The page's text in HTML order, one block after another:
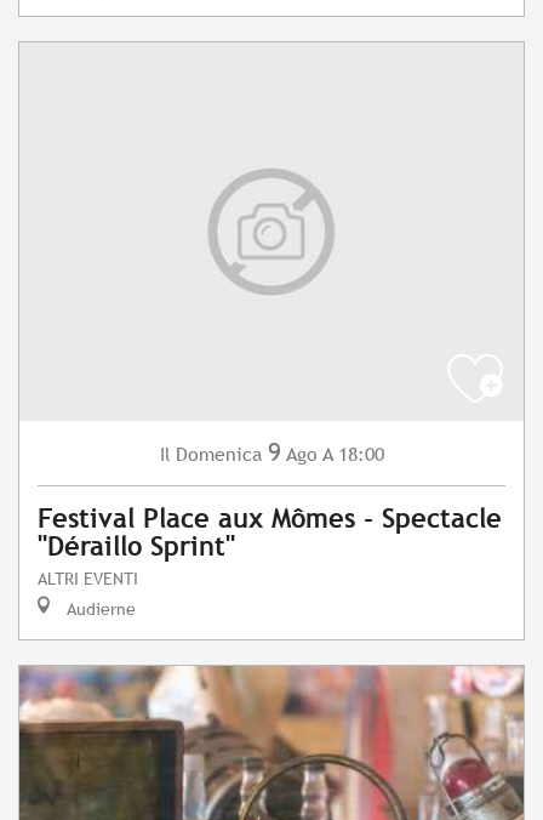
Il Domenica 9 Ago A 18:00
Festival Place aux Mômes - Spectacle
"Déraillo Sprint"
ALTRI EVENTI
Audierne